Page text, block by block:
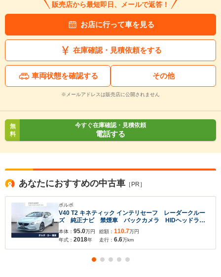
販売店から最短即日、メールで返答！
お店に行って車を見る
在庫確認・見積依頼をする
車両状態を確認する その他
※メールアドレスは販売店に公開されません
無
料
今すぐ在庫確認・見積依頼
電話する
あなたにおすすめの中古車 ［PR］
ボルボ
V40 T2 キネティック インテリセーフ レーダークルー
ズ 純正ナビ 禁煙車 バックカメラ HIDヘッドライ
ト 車線逸脱警報 ETC パークアシスト オートライ
ト オートエアコン
本体： 95.0万円
年式： 2018年
総額： 110.7万円
走行： 6.6万km